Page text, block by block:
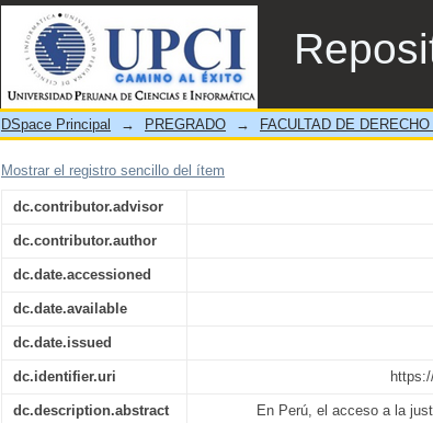
“Análisis Jurídico de la Demanda Civil”
DSpace Principal → PREGRADO → FACULTAD DE
Mostrar el registro sencillo del ítem
dc.contributor.advisor
dc.contributor.author
dc.date.accessioned
dc.date.available
dc.date.issued
dc.identifier.uri
dc.description.abstract
En Perú, el acceso a la